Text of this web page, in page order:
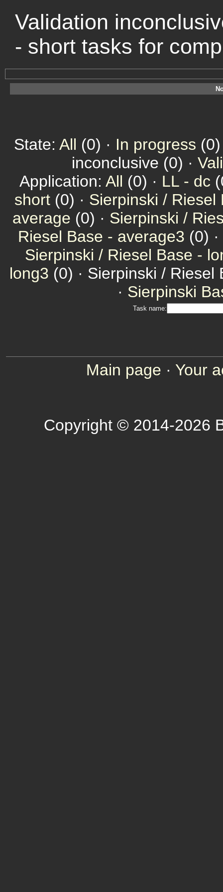
Validation
- short tasks for
State: All (0) · In progress
inconclusive (0) ·
Application: All (0) · LL - dc
short (0) · Sierpinski / Riesel
average (0) · Sierpinski /
Riesel Base - average3 (0) ·
Sierpinski / Riesel Base -
long3 (0) · Sierpinski /
· Sierpinski
Task name:
Main page · Your
Copyright © 2014-2026